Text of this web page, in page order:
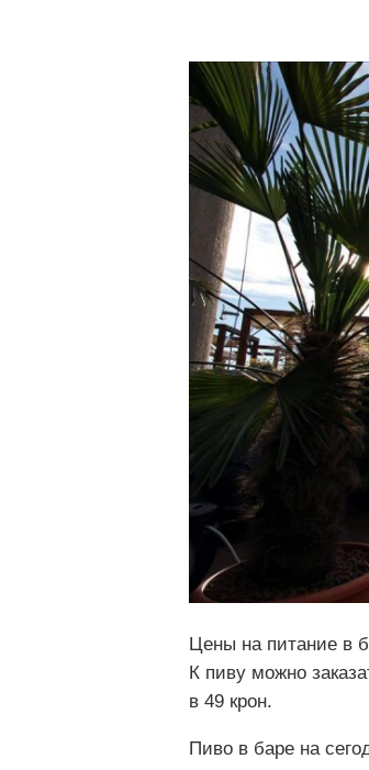
Цены на питание в
К пиву можно
в 49 крон.
Пиво в баре на